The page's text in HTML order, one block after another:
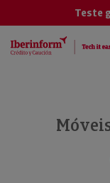
Teste